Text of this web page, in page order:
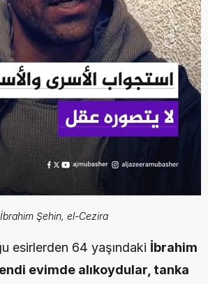
Şehin, el-Cezira
esirlerden 64 yaşındaki İbrahim
evimde alıkoydular, tanka